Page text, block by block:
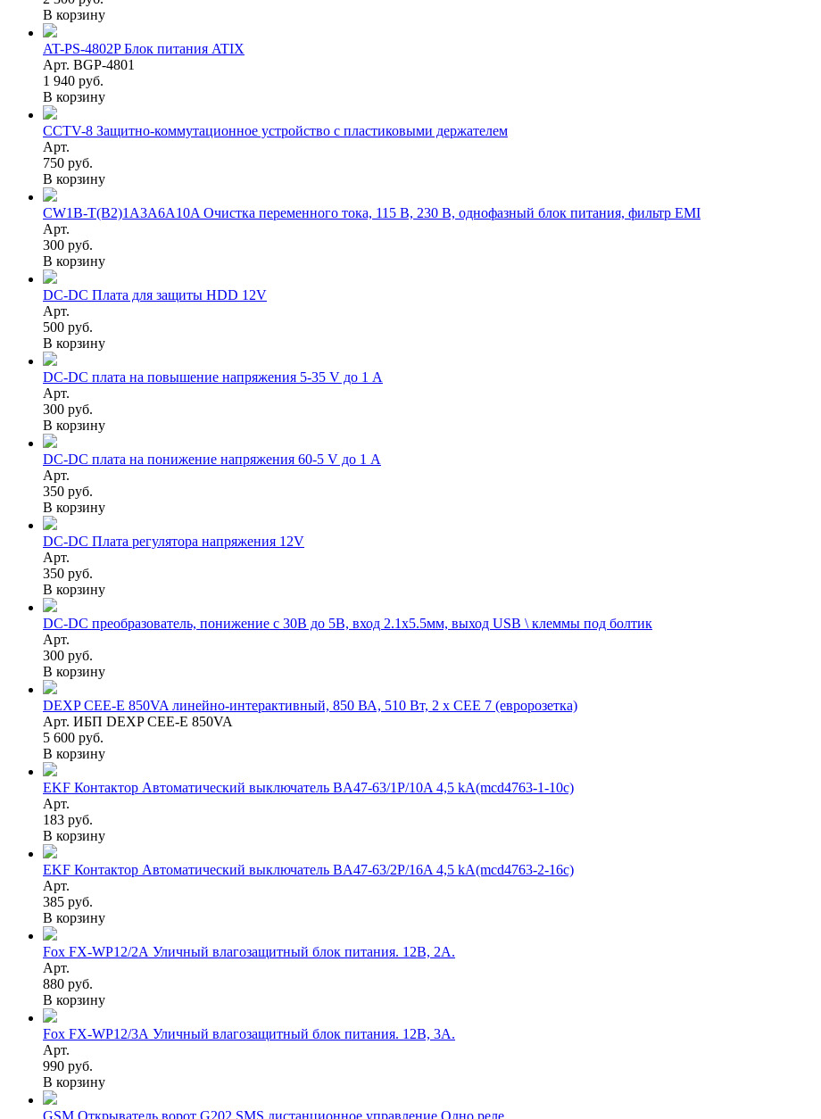
В корзину
AT-PS-4802P Блок питания ATIX
Арт. BGP-4801
1 940 руб.
В корзину
CCTV-8 Защитно-коммутационное устройство с пластиковыми держателем
Арт.
750 руб.
В корзину
CW1B-T(B2)1A3A6A10A Очистка переменного тока, 115 В, 230 В, однофазный блок питания, фильтр EMI
Арт.
300 руб.
В корзину
DC-DC Плата для защиты HDD 12V
Арт.
500 руб.
В корзину
DC-DC плата на повышение напряжения 5-35 V до 1 А
Арт.
300 руб.
В корзину
DC-DC плата на понижение напряжения 60-5 V до 1 А
Арт.
350 руб.
В корзину
DC-DC Плата регулятора напряжения 12V
Арт.
350 руб.
В корзину
DC-DC преобразователь, понижение с 30В до 5В, вход 2.1х5.5мм, выход USB \ клеммы под болтик
Арт.
300 руб.
В корзину
DEXP CEE-E 850VA линейно-интерактивный, 850 ВА, 510 Вт, 2 х CEE 7 (евророзетка)
Арт. ИБП DEXP CEE-E 850VA
5 600 руб.
В корзину
EKF Контактор Автоматический выключатель BA47-63/1P/10A 4,5 kA(mcd4763-1-10c)
Арт.
183 руб.
В корзину
EKF Контактор Автоматический выключатель BA47-63/2P/16A 4,5 kA(mcd4763-2-16c)
Арт.
385 руб.
В корзину
Fox FX-WP12/2А Уличный влагозащитный блок питания. 12В, 2А.
Арт.
880 руб.
В корзину
Fox FX-WP12/3А Уличный влагозащитный блок питания. 12В, 3А.
Арт.
990 руб.
В корзину
GSM Открыватель ворот G202 SMS дистанционное управление Одно реле